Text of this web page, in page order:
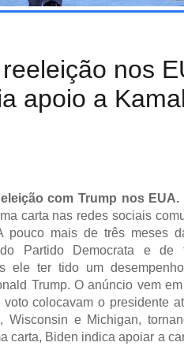
nos
apoio a
com Trump nos EUA.
carta nas redes sociais
pouco mais de três meses
Partido Democrata e de
ele ter tido um
Trump. O anúncio vem
colocavam o presidente
Wisconsin e Michigan,
carta, Biden indica apoiar a